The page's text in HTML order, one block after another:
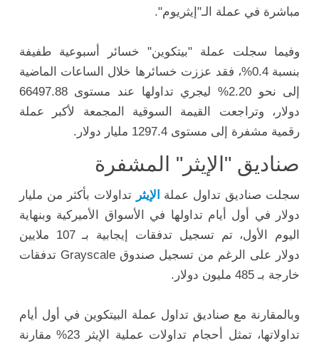
مباشرة في عملة الـ"إيثريوم".
وفيما سجلت عملة "بيتكوين" خسائر أسبوعية طفيفة
بنسبة 0.4%، فقد عززت خسائرها خلال الساعات الماضية
إلى نحو 2.20% ليجري تداولها عند مستوى 66497.88
دولار، وتراجعت القيمة السوقية المجمعة لأكبر عملة
رقمية مشفرة إلى مستوى 1297.4 مليار دولار.
صناديق "الإيثر" المشفرة
سجلت صناديق تداول عملة الإيثر تداولات بأكثر من مليار
دولار في أول أيام تداولها في الأسواق الأميركية وبنهاية
اليوم الأول، تم تسجيل تدفقات إيجابية بـ 107 ملايين
دولار على الرغم من تسجيل صندوق Grayscale تدفقات
خارجة بـ 485 مليون دولار.
وبالمقارنة مع صناديق تداول عملة البيتكوين في أول أيام
تداولاتها، تمثل أحجام تداولات عملية الإيثر 23% مقارنة